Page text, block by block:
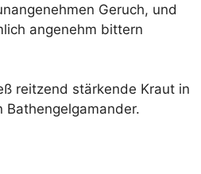
Geruch, und
ange­nehm bit­tern
reit­zend stär­ken­de Kraut in
Bathengelgamander.